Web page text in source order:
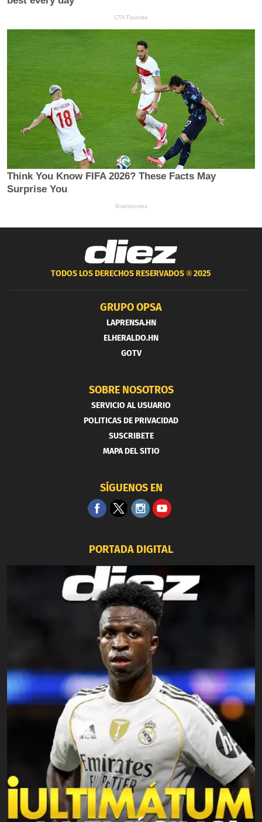
TODOS LOS DERECHOS RESERVADOS ®2025
GRUPO OPSA
LAPRENSA.HN
ELHERALDO.HN
GOTV
SOBRE NOSOTROS
SERVICIO AL USUARIO
POLITICAS DE PRIVACIDAD
SUSCRIBETE
MAPA DEL SITIO
SÍGUENOS EN
PORTADA DIGITAL